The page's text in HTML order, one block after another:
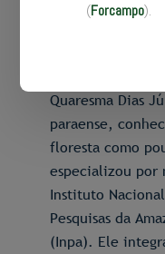
Quaresma Dias
paraense,
floresta como
especializou por
Instituto
Pesquisas da
(Inpa). Ele
(Forcampo).